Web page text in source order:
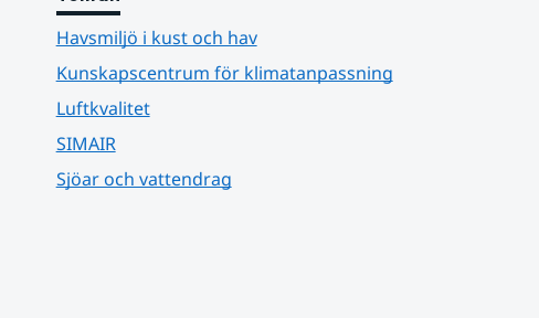
Havsmiljö i kust och hav
Kunskapscentrum för klimatanpassning
Luftkvalitet
SIMAIR
Sjöar och vattendrag